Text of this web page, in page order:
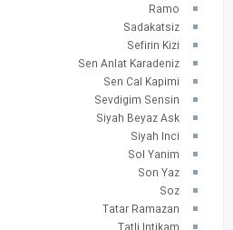
Ramo
Sadakatsiz
Sefirin Kizi
Sen Anlat Karadeniz
Sen Cal Kapimi
Sevdigim Sensin
Siyah Beyaz Ask
Siyah Inci
Sol Yanim
Son Yaz
Soz
Tatar Ramazan